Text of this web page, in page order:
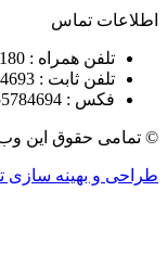
: 09123084180
: 55784693 - 021
این وب سایت
سازی توسط